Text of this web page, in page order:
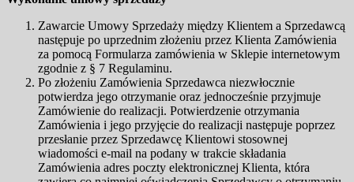
Zawarcie Umowy Sprzedaży między Klientem a Sprzedawcą
następuje po uprzednim złożeniu przez Klienta Zamówienia
za pomocą Formularza zamówienia w Sklepie internetowym
zgodnie z § 7 Regulaminu.
Po złożeniu Zamówienia Sprzedawca niezwłocznie
potwierdza jego otrzymanie oraz jednocześnie przyjmuje
Zamówienie do realizacji. Potwierdzenie otrzymania
Zamówienia i jego przyjęcie do realizacji następuje poprzez
przesłanie przez Sprzedawcę Klientowi stosownej
wiadomości e-mail na podany w trakcie składania
Zamówienia adres poczty elektronicznej Klienta, która